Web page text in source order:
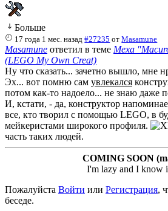
Больше
17 года 1 мес. назад #27235 отMasamune
Masamune ответил в теме Меха
(LEGO My Own Creat)
Ну что сказать... зачетно вышло, мне
Эх... вот помню сам увлекался
потом как-то надоело... не знаю даже
И, кстати, - да, конструктор
все, кто творил с помощью LEGO, в
мейкеристами широкого профиля.
часть таких людей.
COMING SOON
I'm lazy and I know
Пожалуйста Войти или Регистрация,
беседе.